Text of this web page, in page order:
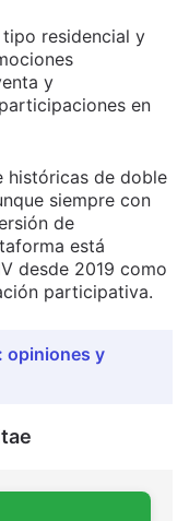
residencial y
y
en
históricas de doble
siempre con
de
está
desde 2019 como
participativa.
opiniones y